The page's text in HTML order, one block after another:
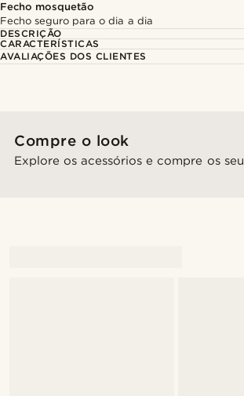
Fecho mosquetão
Fecho seguro para o dia a dia
DESCRIÇÃO
CARACTERÍSTICAS
AVALIAÇÕES DOS CLIENTES
Compre o look
Explore os acessórios e compre os